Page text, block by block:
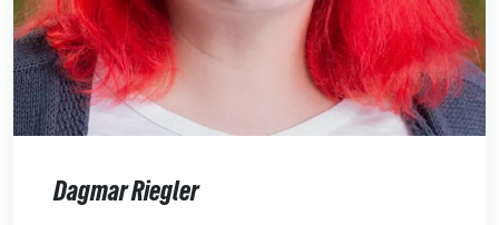
Dagmar Riegler